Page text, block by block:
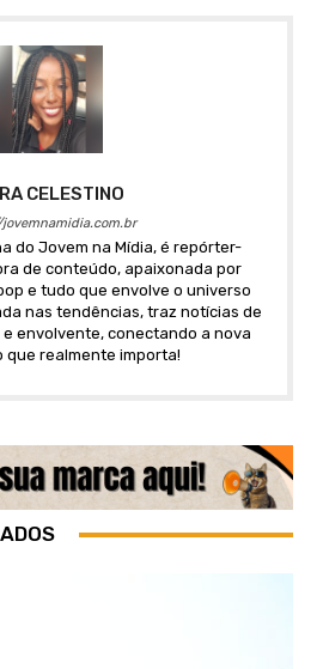
CELESTINO
do Jovem na Mídia, é repórter-
de conteúdo, apaixonada por
e tudo que envolve o universo
nas tendências, traz notícias de
envolvente, conectando a nova
que realmente importa!